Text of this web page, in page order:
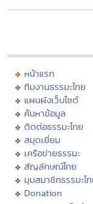
หน้าแรก
ทีมงานธรรมะไทย
แผนผังเว็บไซต์
ค้นหาข้อมูล
ติดต่อธรรมะไทย
สมุดเยี่ยม
เครือข่ายธรรมะ
สัญลักษณ์ไทย
มุมสมาชิกธรรมะไ
Donation